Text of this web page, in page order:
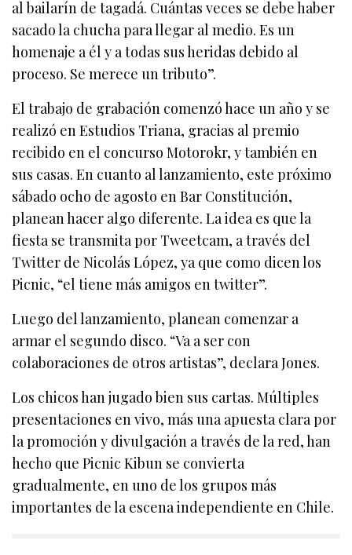
al bailarín de tagadá. Cuántas veces se debe haber
sacado la chucha para llegar al medio. Es un
homenaje a él y a todas sus heridas debido al
proceso. Se merece un tributo”.
El trabajo de grabación comenzó hace un año y se
realizó en Estudios Triana, gracias al premio
recibido en el concurso Motorokr, y también en
sus casas. En cuanto al lanzamiento, este próximo
sábado ocho de agosto en Bar Constitución,
planean hacer algo diferente. La idea es que la
fiesta se transmita por Tweetcam, a través del
Twitter de Nicolás López, ya que como dicen los
Picnic, “el tiene más amigos en twitter”.
Luego del lanzamiento, planean comenzar a
armar el segundo disco. “Va a ser con
colaboraciones de otros artistas”, declara Jones.
Los chicos han jugado bien sus cartas. Múltiples
presentaciones en vivo, más una apuesta clara por
la promoción y divulgación a través de la red, han
hecho que Picnic Kibun se convierta
gradualmente, en uno de los grupos más
importantes de la escena independiente en Chile.